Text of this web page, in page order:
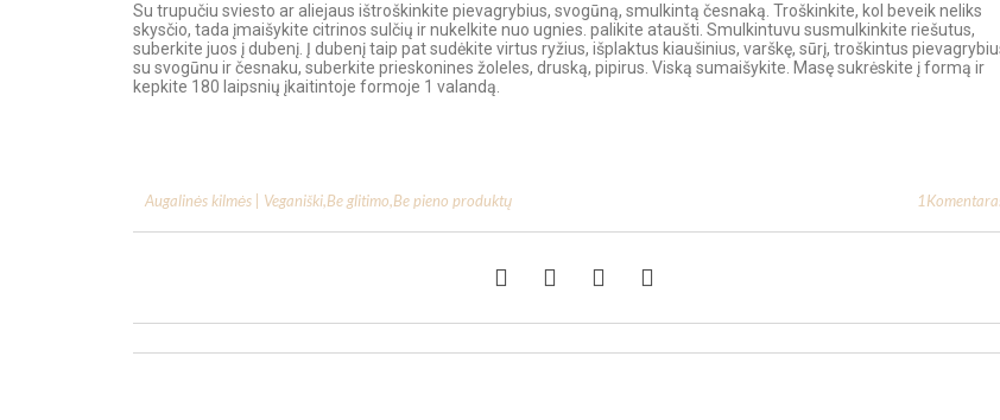
Su trupučiu sviesto ar aliejaus ištroškinkite pievagrybius, svogūną, smulkintą česnaką. Troškinkite, kol beveik neliks
skysčio, tada įmaišykite citrinos sulčių ir nukelkite nuo ugnies. palikite ataušti. Smulkintuvu susmulkinkite riešutus,
suberkite juos į dubenį. Į dubenį taip pat sudėkite virtus ryžius, išplaktus kiaušinius, varškę, sūrį, troškintus
su svogūnu ir česnaku, suberkite prieskonines žoleles, druską, pipirus. Viską sumaišykite. Masę sukrėskite į formą ir
kepkite 180 laipsnių įkaitintoje formoje 1 valandą.
Augalinės kilmės | Veganiški,Be glitimo,Be pieno produktų